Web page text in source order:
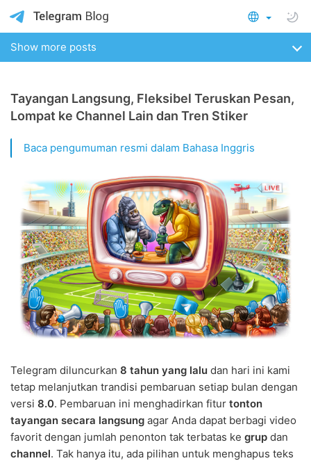
Show more posts
Tayangan Langsung, Fleksibel Teruskan Pesan,
Lompat ke Channel Lain dan Tren Stiker
Baca pengumuman resmi dalam Bahasa Inggris
Telegram diluncurkan 8 tahun yang lalu dan hari ini kami
tetap melanjutkan trandisi pembaruan setiap bulan dengan
versi 8.0. Pembaruan ini menghadirkan fitur tonton
tayangan secara langsung agar Anda dapat berbagi video
favorit dengan jumlah penonton tak terbatas ke grup dan
channel. Tak hanya itu, ada pilihan untuk menghapus teks